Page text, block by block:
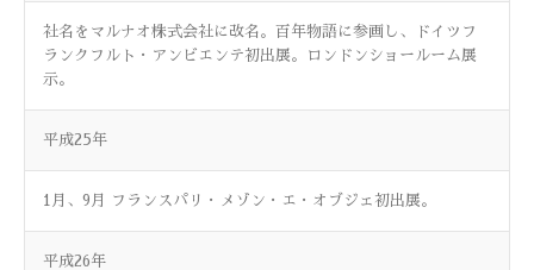
社名をマルナオ株式会社に改名。百年物語に参画し、ドイツフ
ランクフルト・アンビエンテ初出展。ロンドンショールーム展
示。
平成25年
1月、9月 フランスパリ・メゾン・エ・オブジェ初出展。
平成26年